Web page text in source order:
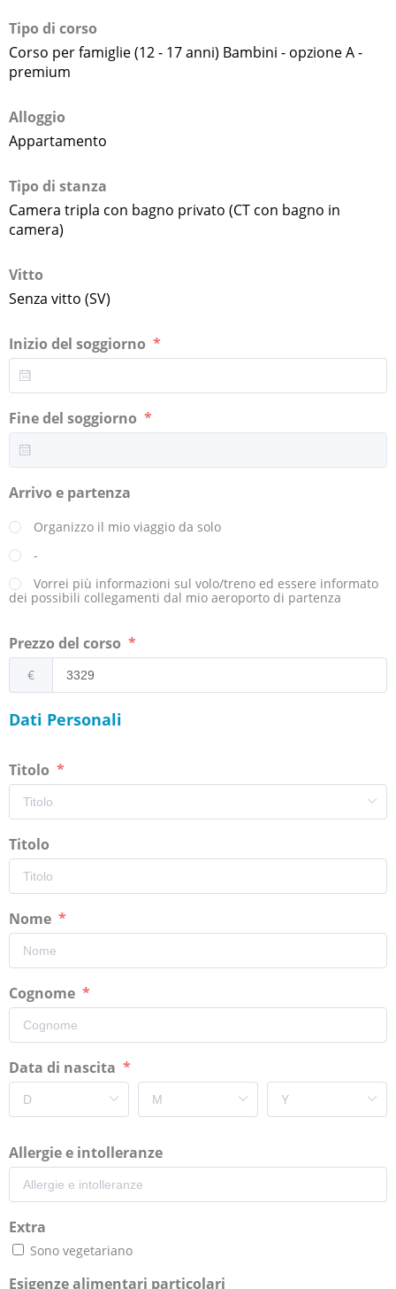
Tipo di corso
Corso per famiglie (12 - 17 anni) Bambini - opzione A -
premium
Alloggio
Appartamento
Tipo di stanza
Camera tripla con bagno privato (CT con bagno in
camera)
Vitto
Senza vitto (SV)
Inizio del soggiorno
Fine del soggiorno
Arrivo e partenza
Organizzo il mio viaggio da solo
-
Vorrei più informazioni sul volo/treno ed essere informato
dei possibili collegamenti dal mio aeroporto di partenza
Prezzo del corso
€
Dati Personali
Titolo
Titolo
Nome
Cognome
Data di nascita
Allergie e intolleranze
Extra
Sono vegetariano
Esigenze alimentari particolari